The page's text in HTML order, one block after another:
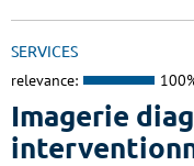
SERVICES
relevance:
Imagerie